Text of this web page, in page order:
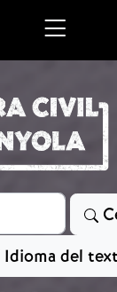
Idioma del